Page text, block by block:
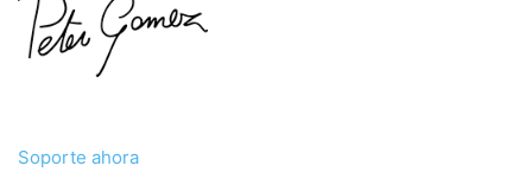
Soporte ahora